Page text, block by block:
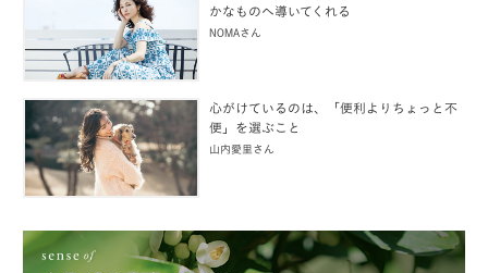
かなものへ導いてくれる
NOMAさん
心がけているのは、「便利よりちょっと不
便」を選ぶこと
山内愛里さん